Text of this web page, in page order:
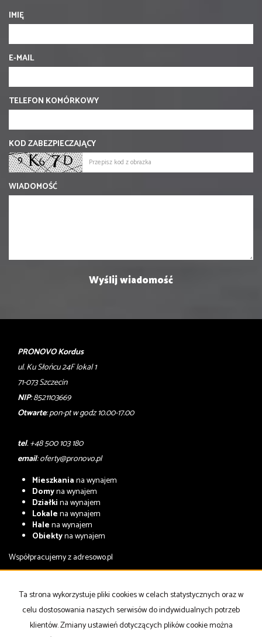
IMIĘ
E-MAIL
TELEFON KOMÓRKOWY
KOD ZABEZPIECZAJĄCY
WIADOMOŚĆ
PRONOVO Kordus
ul. Ku Słońcu 24F lokal 1
71-073 Szczecin
NIP: 8521103669
Otwarte: pon-pt w godz 10.00-17.00
tel. +48 500 103 180
email:oferty@pronovo.pl
Mieszkaniana wynajem
Domyna wynajem
Działkina wynajem
Lokalena wynajem
Halena wynajem
Obiektyna wynajem
Współpracujemy zadresowo.pl
Domyna sprzedaż
Działkina sprzedaż
Lokalena sprzedaż
Halena sprzedaż
Ta strona wykorzystuje pliki cookies w celach statystycznych oraz w
celu dostosowania naszych serwisów do indywidualnych potrzeb
klientów. Zmiany ustawień dotyczących plików cookie można